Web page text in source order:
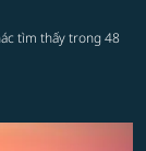
tìm thấy trong 48